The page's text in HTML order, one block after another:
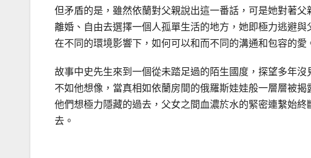
但矛盾的是，雖然依蘭對父親說出這一番話，可是她對著
離婚、自由去選擇一個人孤單生活的地方，她即極力逃避
在不同的環境影響下，如何可以和而不同的溝通和包容的愛
故事中史先生來到一個從未踏足過的陌生國度，探望多年
不如他想像，當真相如依蘭房間的俄羅斯娃娃般一層層被
他們想極力隱藏的過去，父女之間血濃於水的緊密連繫始
去。